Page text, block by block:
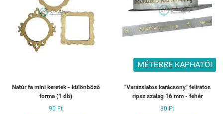
Natúr fa mini keretek - különböző
forma (1 db)
90 Ft
MÉTERRE KAPHATÓ!
"Varázslatos karácsony" feliratos
ripsz szalag 16 mm - fehér
80 Ft